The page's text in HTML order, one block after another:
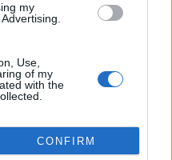
my
Use,
of my
with the
CONFIRM
měňavými krovkami, jejichž
původní domovinou je
Japonsko, se stávají čím dál
listy s vykousanými
úrodu, napsala agentura